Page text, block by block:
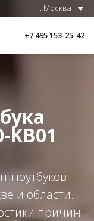
г. Москва
+7 495 153-25-42
KB01
ноутбуков
и области.
причин